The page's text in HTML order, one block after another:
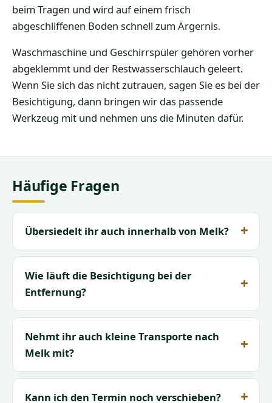
beim Tragen und wird auf einem frisch
abgeschliffenen Boden schnell zum Ärgernis.
Waschmaschine und Geschirrspüler gehören vorher
abgeklemmt und der Restwasserschlauch geleert.
Wenn Sie sich das nicht zutrauen, sagen Sie es bei der
Besichtigung, dann bringen wir das passende
Werkzeug mit und nehmen uns die Minuten dafür.
Häufige Fragen
Übersiedelt ihr auch innerhalb von Melk?
Wie läuft die Besichtigung bei der
Entfernung?
Nehmt ihr auch kleine Transporte nach
Melk mit?
Kann ich den Termin noch verschieben?